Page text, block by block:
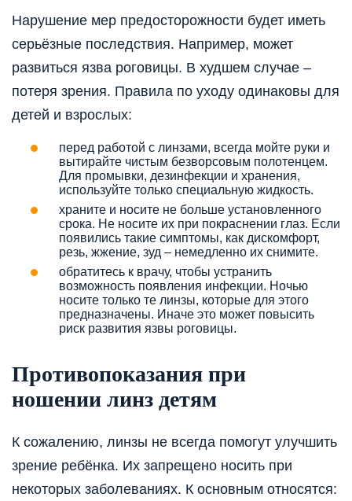
Нарушение мер предосторожности будет иметь
серьёзные последствия. Например, может
развиться язва роговицы. В худшем случае –
потеря зрения. Правила по уходу одинаковы для
детей и взрослых:
перед работой с линзами, всегда мойте руки и
вытирайте чистым безворсовым полотенцем.
Для промывки, дезинфекции и хранения,
используйте только специальную жидкость.
храните и носите не больше установленного
срока. Не носите их при покраснении глаз. Если
появились такие симптомы, как дискомфорт,
резь, жжение, зуд – немедленно их снимите.
обратитесь к врачу, чтобы устранить
возможность появления инфекции. Ночью
носите только те линзы, которые для этого
предназначены. Иначе это может повысить
риск развития язвы роговицы.
Противопоказания при
ношении линз детям
К сожалению, линзы не всегда помогут улучшить
зрение ребёнка. Их запрещено носить при
некоторых заболеваниях. К основным относятся: